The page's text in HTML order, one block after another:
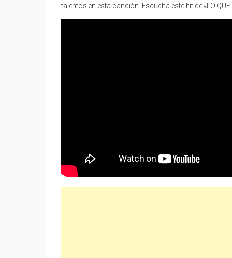
talentos en esta canción. Escucha este hit de «LO